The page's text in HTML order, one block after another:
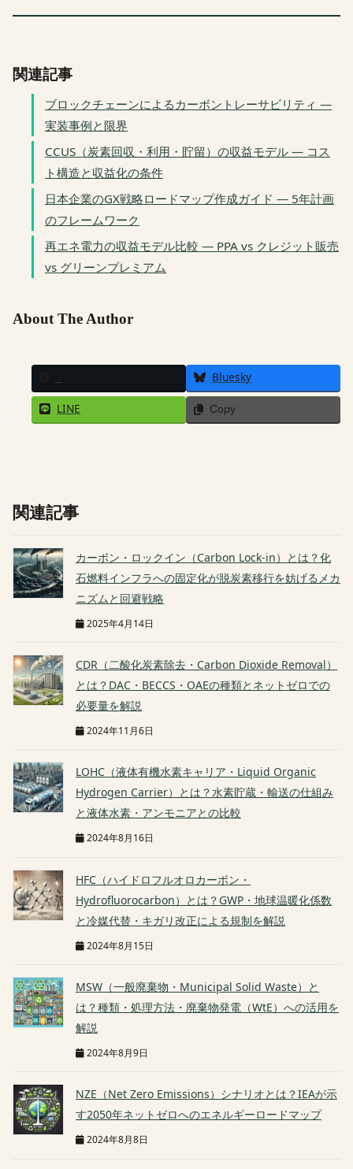
関連記事
ブロックチェーンによるカーボントレーサビリティ —
実装事例と限界
CCUS（炭素回収・利用・貯留）の収益モデル — コス
ト構造と収益化の条件
日本企業のGX戦略ロードマップ作成ガイド — 5年計画
のフレームワーク
再エネ電力の収益モデル比較 — PPA vs クレジット販売
vs グリーンプレミアム
About The Author
Bluesky
LINE Copy
関連記事
カーボン・ロックイン（Carbon Lock-in）とは？化
石燃料インフラへの固定化が脱炭素移行を妨げるメカ
ニズムと回避戦略
2025年4月14日
CDR（二酸化炭素除去・Carbon Dioxide Removal）
とは？DAC・BECCS・OAEの種類とネットゼロでの
必要量を解説
2024年11月6日
LOHC（液体有機水素キャリア・Liquid Organic
Hydrogen Carrier）とは？水素貯蔵・輸送の仕組み
と液体水素・アンモニアとの比較
2024年8月16日
HFC（ハイドロフルオロカーボン・
Hydrofluorocarbon）とは？GWP・地球温暖化係数
と冷媒代替・キガリ改正による規制を解説
2024年8月15日
MSW（一般廃棄物・Municipal Solid Waste）と
は？種類・処理方法・廃棄物発電（WtE）への活用を
解説
2024年8月9日
NZE（Net Zero Emissions）シナリオとは？IEAが示
す2050年ネットゼロへのエネルギーロードマップ
2024年8月8日